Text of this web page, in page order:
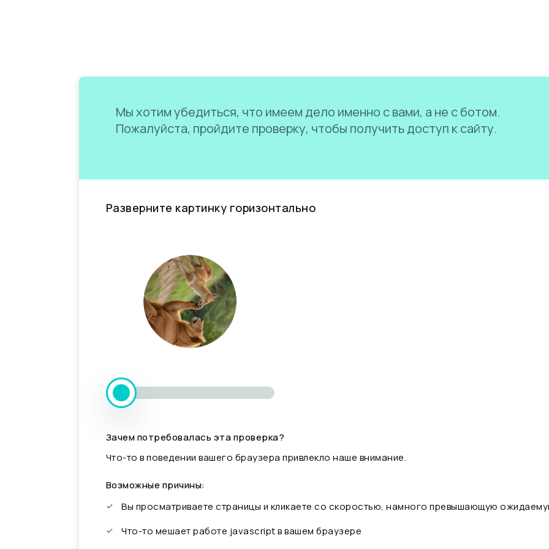
Мы хотим убедиться, что имеем дело именно с вами, а не с ботом.
Пожалуйста, пройдите проверку, чтобы получить доступ к сайту.
Разверните картинку горизонтально
Зачем потребовалась эта проверка?
Что-то в поведении вашего браузера привлекло наше внимание.
Возможные причины:
Вы просматриваете страницы и кликаете со скоростью, намного превышающую
Что-то мешает работе javascript в вашем браузере